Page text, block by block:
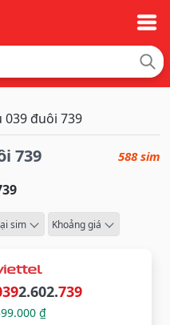
039 đuôi 739
739 588 sim
sim Khoảng giá
2.602.739
₫